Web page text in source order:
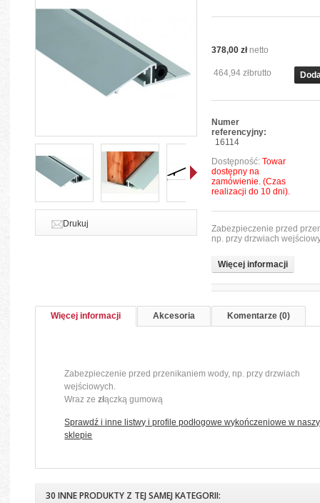
Drukuj
378,00 złnetto
464,94 złbrutto
Numer
referencyjny:
16114
Dostępność: Towar
dostępny na
zamówienie. (Czas
realizacji do 10 dni).
Zabezpieczenie przed
np. przy drzwiach
Więcej informacji
Więcej informacji Akcesoria Komentarze (0)
Zabezpieczenie przed przenikaniem wody, np. przy drzwiach
wejściowych.
Wraz zezłączką gumową
Sprawdź i inne listwy i profile podłogowe wykończeniowe w
sklepie
30 INNE PRODUKTY Z TEJ SAMEJ KATEGORII: